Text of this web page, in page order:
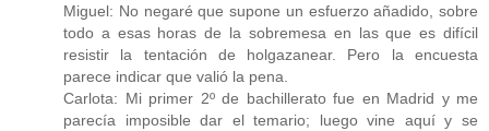
Miguel: No negaré que supone un esfuerzo añadido, sobre
todo a esas horas de la sobremesa en las que es difícil
resistir la tentación de holgazanear. Pero la encuesta
parece indicar que valió la pena.
Carlota: Mi primer 2º de bachillerato fue en Madrid y me
parecía imposible dar el temario; luego vine aquí y se